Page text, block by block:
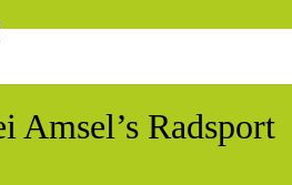
Amsel’s Radsport